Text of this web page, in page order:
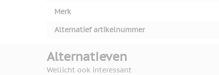
View larger image
View larger image
Merk
Alternatief artikelnummer
Alternatieven
Wellicht ook interessant